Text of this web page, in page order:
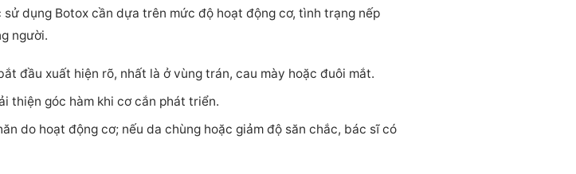
dụng Botox cần dựa trên mức độ hoạt động cơ, tình trạng nếp
người.
đầu xuất hiện rõ, nhất là ở vùng trán, cau mày hoặc đuôi mắt.
thiện góc hàm khi cơ cắn phát triển.
do hoạt động cơ; nếu da chùng hoặc giảm độ săn chắc, bác sĩ có